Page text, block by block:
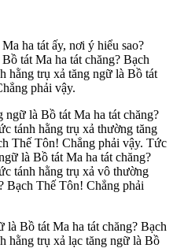
ha tát ấy, nơi ý hiểu sao?
tát Ma ha tát chăng? Bạch
hằng trụ xả tăng ngữ là Bồ tát
phải vậy.
là Bồ tát Ma ha tát chăng?
tánh hằng trụ xả thường tăng
Thế Tôn! Chẳng phải vậy. Tức
là Bồ tát Ma ha tát chăng?
tánh hằng trụ xả vô thường
Bạch Thế Tôn! Chẳng phải
Bồ tát Ma ha tát chăng? Bạch
hằng trụ xả lạc tăng ngữ là Bồ